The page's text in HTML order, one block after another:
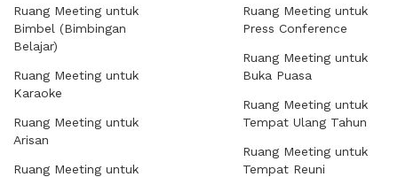
Ruang Meeting untuk
Bimbel (Bimbingan
Belajar)
Ruang Meeting untuk
Karaoke
Ruang Meeting untuk
Arisan
Ruang Meeting untuk
Ruang Meeting untuk
Press Conference
Ruang Meeting untuk
Buka Puasa
Ruang Meeting untuk
Tempat Ulang Tahun
Ruang Meeting untuk
Tempat Reuni